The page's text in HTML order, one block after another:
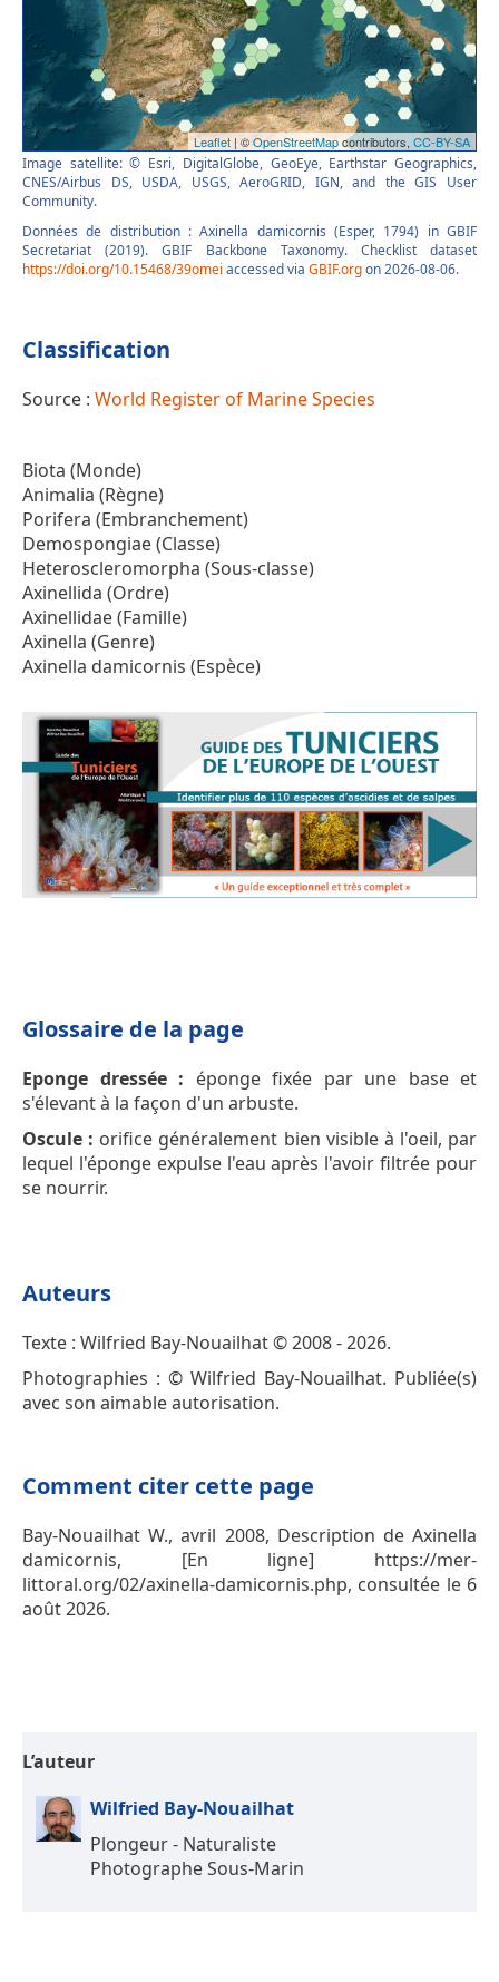
Image satellite: © Esri, DigitalGlobe, GeoEye, Earthstar Geographics,
CNES/Airbus DS, USDA, USGS, AeroGRID, IGN, and the GIS User
Community.
Données de distribution : Axinella damicornis (Esper, 1794) in GBIF
Secretariat (2019). GBIF Backbone Taxonomy. Checklist dataset
https://doi.org/10.15468/39omei accessed via GBIF.orgon 2026-08-06.
Classification
Source : World Register of Marine Species
Biota (Monde)
Animalia (Règne)
Porifera (Embranchement)
Demospongiae (Classe)
Heteroscleromorpha (Sous-classe)
Axinellida (Ordre)
Axinellidae (Famille)
Axinella (Genre)
Axinella damicornis (Espèce)
Glossaire de la page
Eponge dressée : éponge fixée par une base et
s'élevant à la façon d'un arbuste.
Oscule : orifice généralement bien visible à l'oeil, par
lequel l'éponge expulse l'eau après l'avoir filtrée pour
se nourrir.
Auteurs
Texte : Wilfried Bay-Nouailhat © 2008 - 2026.
Photographies : © Wilfried Bay-Nouailhat. Publiée(s)
avec son aimable autorisation.
Comment citer cette page
Bay-Nouailhat W., avril 2008, Description de Axinella
damicornis, [En ligne] https://mer-
littoral.org/02/axinella-damicornis.php, consultée le 6
août 2026.
L’auteur
Wilfried Bay-Nouailhat
Plongeur - Naturaliste
Photographe Sous-Marin